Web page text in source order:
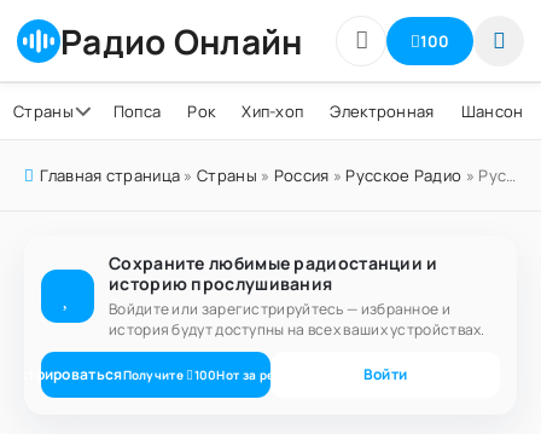
Радио Онлайн 100
Страны Попса Рок Хип-хоп Электронная Шансон
Главная страница »Страны » Россия » Русское Радио » Русское Радио Горячий Ключ 106.3 FM
Сохраните любимые радиостанции и
историю прослушивания
Войдите или зарегистрируйтесь — избранное и
история будут доступны на всех ваших устройствах.
Получите 100Нот за регистрацию Войти